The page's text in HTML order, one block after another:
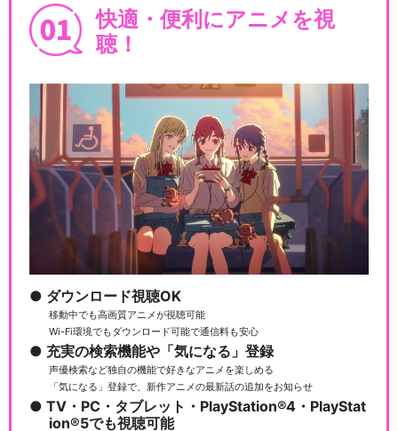
快適・便利にアニメを視
聴！
ダウンロード視聴OK
移動中でも高画質アニメが視聴可能
Wi-Fi環境でもダウンロード可能で通信料も安心
充実の検索機能や「気になる」登録
声優検索など独自の機能で好きなアニメを楽しめる
「気になる」登録で、新作アニメの最新話の追加をお知らせ
TV・PC・タブレット・PlayStation®4・PlayStat
ion®5でも視聴可能